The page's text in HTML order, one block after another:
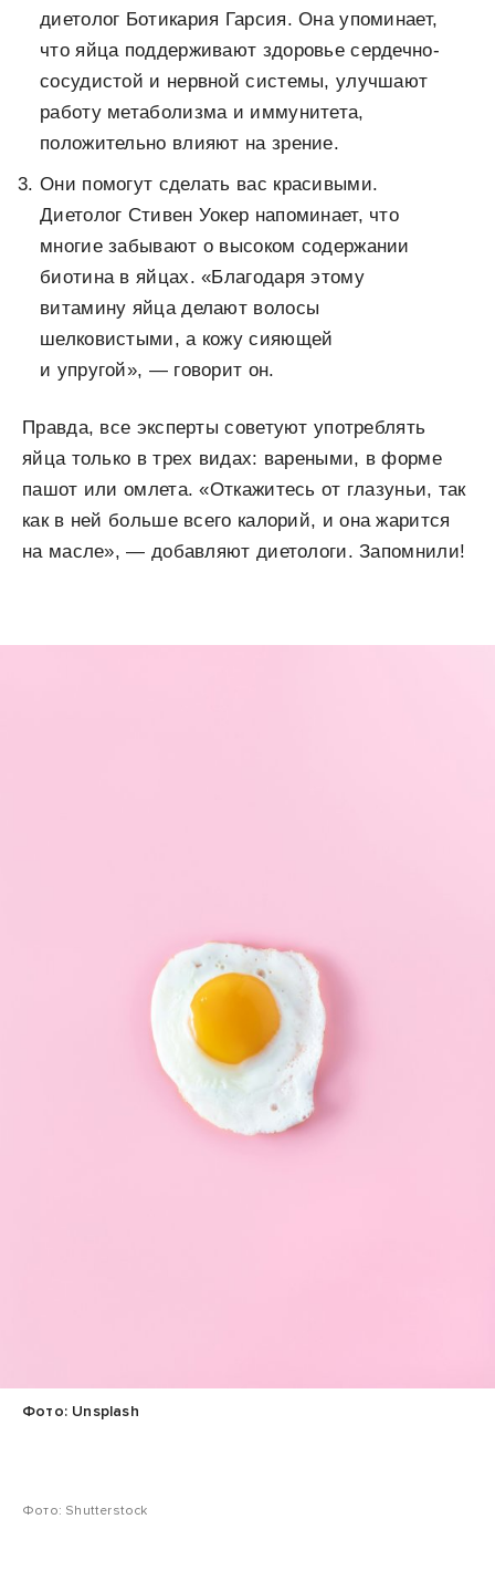
диетолог Ботикария Гарсия. Она упоминает,
что яйца поддерживают здоровье сердечно-
сосудистой и нервной системы, улучшают
работу метаболизма и иммунитета,
положительно влияют на зрение.
Они помогут сделать вас красивыми.
Диетолог Стивен Уокер напоминает, что
многие забывают о высоком содержании
биотина в яйцах. «Благодаря этому
витамину яйца делают волосы
шелковистыми, а кожу сияющей
и упругой», — говорит он.
Правда, все эксперты советуют употреблять
яйца только в трех видах: вареными, в форме
пашот или омлета. «Откажитесь от глазуньи, так
как в ней больше всего калорий, и она жарится
на масле», — добавляют диетологи. Запомнили!
Фото: Unsplash
Фото: Shutterstock